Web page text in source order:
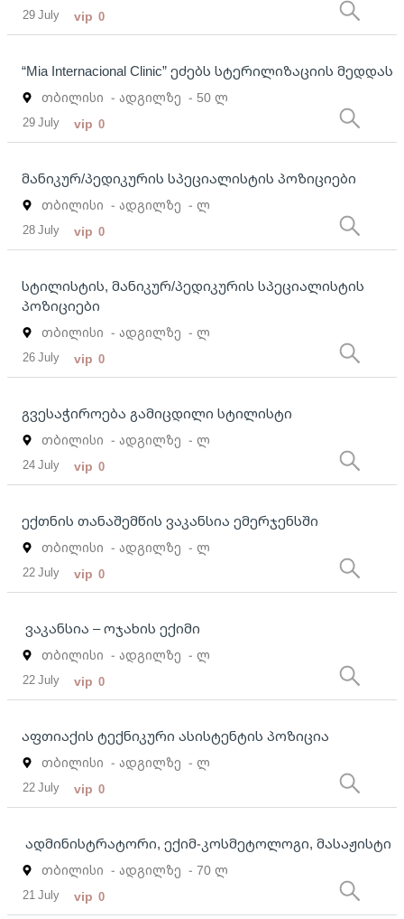
29 July vip 0
“Mia Internacional Clinic” ეძებს სტერილიზაციის მედდას
თბილისი - ადგილზე - 50 ლ
29 July vip 0
მანიკურ/პედიკურის სპეციალისტის პოზიციები
თბილისი - ადგილზე - ლ
28 July vip 0
სტილისტის, მანიკურ/პედიკურის სპეციალისტის
პოზიციები
თბილისი - ადგილზე - ლ
26 July vip 0
გვესაჭიროება გამიცდილი სტილისტი
თბილისი - ადგილზე - ლ
24 July vip 0
ექთნის თანაშემწის ვაკანსია ემერჯენსში
თბილისი - ადგილზე - ლ
22 July vip 0
ვაკანსია – ოჯახის ექიმი
თბილისი - ადგილზე - ლ
22 July vip 0
აფთიაქის ტექნიკური ასისტენტის პოზიცია
თბილისი - ადგილზე - ლ
22 July vip 0
ადმინისტრატორი, ექიმ-კოსმეტოლოგი, მასაჟისტი
თბილისი - ადგილზე - 70 ლ
21 July vip 0